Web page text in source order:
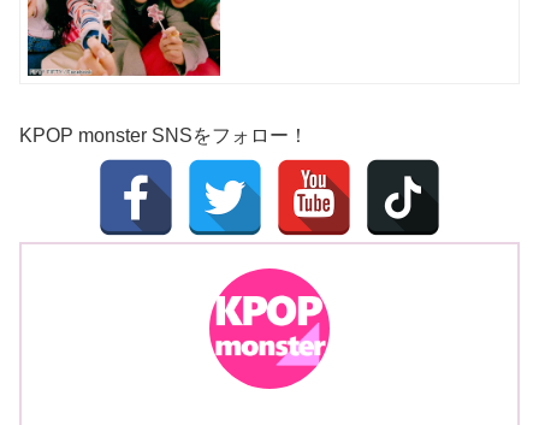
KPOP monster SNSをフォロー！